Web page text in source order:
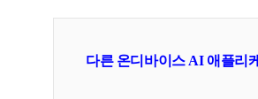
다른 온디바이스 AI 애플리